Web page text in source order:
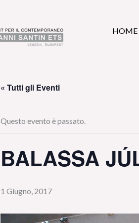
HOME
« Tutti gli Eventi
Questo evento è passato.
BALASSA
1 Giugno, 2017